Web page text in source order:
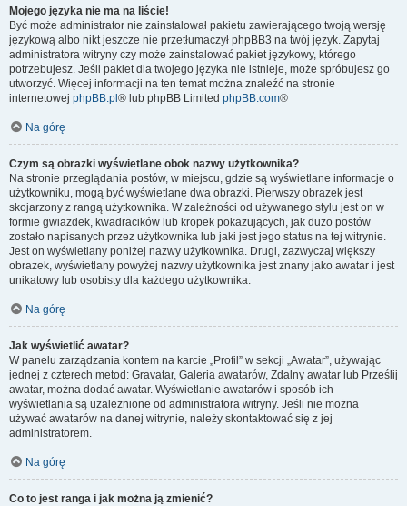
Mojego języka nie ma na liście!
Być może administrator nie zainstalował pakietu zawierającego twoją wersję
językową albo nikt jeszcze nie przetłumaczył phpBB3 na twój język. Zapytaj
administratora witryny czy może zainstalować pakiet językowy, którego
potrzebujesz. Jeśli pakiet dla twojego języka nie istnieje, może spróbujesz go
utworzyć. Więcej informacji na ten temat można znaleźć na stronie
internetowej phpBB.pl ® lub phpBB Limited phpBB.com®
Na górę
Czym są obrazki wyświetlane obok nazwy użytkownika?
Na stronie przeglądania postów, w miejscu, gdzie są wyświetlane informacje o
użytkowniku, mogą być wyświetlane dwa obrazki. Pierwszy obrazek jest
skojarzony z rangą użytkownika. W zależności od używanego stylu jest on w
formie gwiazdek, kwadracików lub kropek pokazujących, jak dużo postów
zostało napisanych przez użytkownika lub jaki jest jego status na tej witrynie.
Jest on wyświetlany poniżej nazwy użytkownika. Drugi, zazwyczaj większy
obrazek, wyświetlany powyżej nazwy użytkownika jest znany jako awatar i jest
unikatowy lub osobisty dla każdego użytkownika.
Na górę
Jak wyświetlić awatar?
W panelu zarządzania kontem na karcie „Profil” w sekcji „Awatar”, używając
jednej z czterech metod: Gravatar, Galeria awatarów, Zdalny awatar lub Prześlij
awatar, można dodać awatar. Wyświetlanie awatarów i sposób ich
wyświetlania są uzależnione od administratora witryny. Jeśli nie można
używać awatarów na danej witrynie, należy skontaktować się z jej
administratorem.
Na górę
Co to jest ranga i jak można ją zmienić?